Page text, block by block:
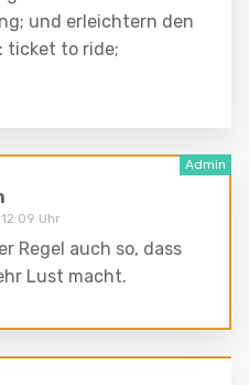
und erleichtern den
ticket to ride;
Uhr
Regel auch so, dass
Lust macht.